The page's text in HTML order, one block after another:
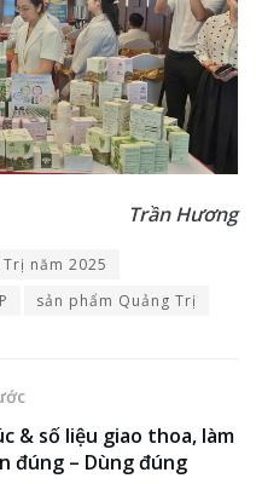
Trần Hương
năm 2025
sản phẩm Quảng Trị
& số liệu giao thoa, làm
đúng – Dùng đúng